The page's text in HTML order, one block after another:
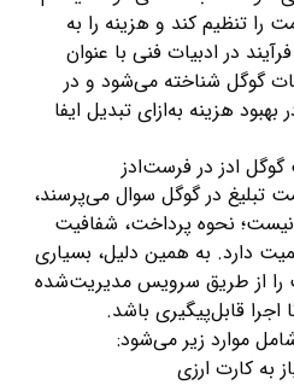
را تنظیم کند و هزینه را به
در ادبیات فنی با عنوان
گوگل شناخته می‌شود و در
هزینه به‌ازای تبدیل ایفا
ادز در فرست‌ادز
تبلیغ در گوگل سوال می‌پرسند،
نحوه پرداخت، شفافیت
دارد. به همین دلیل، بسیاری
را از طریق سرویس مدیریت‌شده
اجرا قابل‌پیگیری باشد.
موارد زیر می‌شود:
به کارت ارزی